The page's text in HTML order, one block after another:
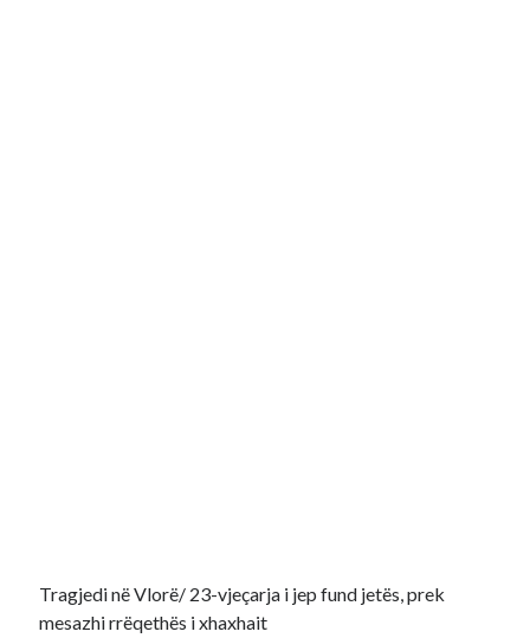
Tragjedi në Vlorë/ 23-vjeçarja i jep fund jetës, prek
mesazhi rrëqethës i xhaxhait